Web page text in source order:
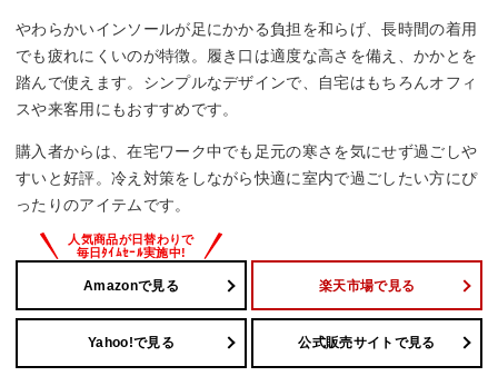
やわらかいインソールが足にかかる負担を和らげ、長時間の着用
でも疲れにくいのが特徴。履き口は適度な高さを備え、かかとを
踏んで使えます。シンプルなデザインで、自宅はもちろんオフィ
スや来客用にもおすすめです。
購入者からは、在宅ワーク中でも足元の寒さを気にせず過ごしや
すいと好評。冷え対策をしながら快適に室内で過ごしたい方にぴ
ったりのアイテムです。
Amazonで見る 楽天市場で見る
Yahoo!で見る 公式販売サイトで見る